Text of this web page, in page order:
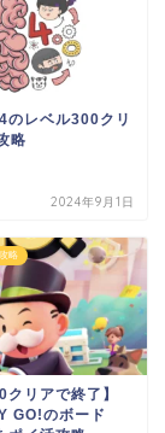
レベル300クリ
略
2024年9月1日
略
クリアで終了】
GO!のボード